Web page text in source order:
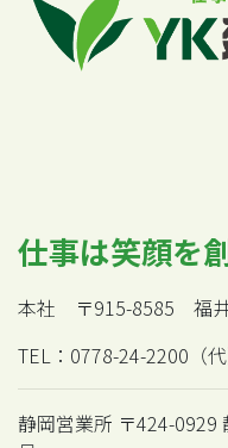
仕事は笑顔を
本社 〒915-8585 福井
TEL：0778-24-2200（
静岡営業所 〒424-0929